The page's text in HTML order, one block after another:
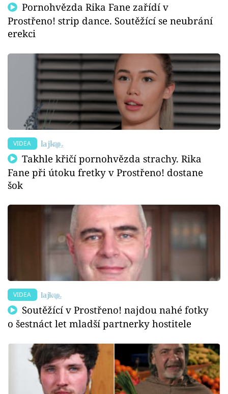
Pornohvězda Rika Fane zařídí v
Prostřeno! strip dance. Soutěžící se neubrání
erekci
VIDEA
Takhle křičí pornohvězda strachy. Rika
Fane při útoku fretky v Prostřeno! dostane
šok
VIDEA
Soutěžící v Prostřeno! najdou nahé fotky
o šestnáct let mladší partnerky hostitele